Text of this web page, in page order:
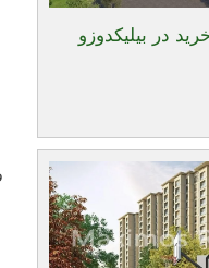
در بیلیکدوزو